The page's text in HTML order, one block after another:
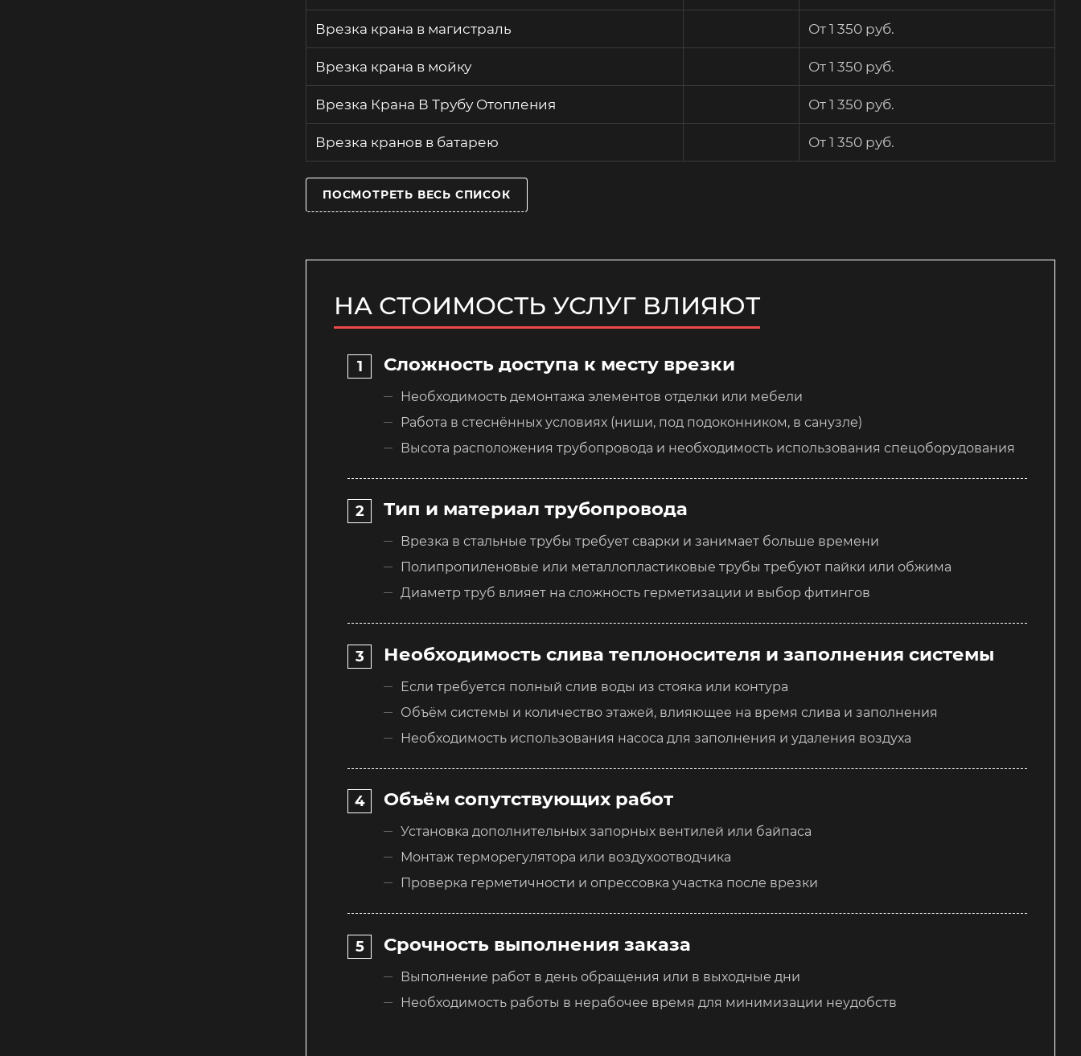
Врезка крана в магистраль От 1 350 руб.
Врезка крана в мойку От 1 350 руб.
Врезка Крана В Трубу Отопления От 1 350 руб.
Врезка кранов в батарею От 1 350 руб.
ПОСМОТРЕТЬ ВЕСЬ СПИСОК
НА СТОИМОСТЬ УСЛУГ ВЛИЯЮТ
Сложность доступа к месту врезки
Необходимость демонтажа элементов отделки или мебели
Работа в стеснённых условиях (ниши, под подоконником, в санузле)
Высота расположения трубопровода и необходимость использования спецоборудования
Тип и материал трубопровода
Врезка в стальные трубы требует сварки и занимает больше времени
Полипропиленовые или металлопластиковые трубы требуют пайки или обжима
Диаметр труб влияет на сложность герметизации и выбор фитингов
Необходимость слива теплоносителя и заполнения системы
Если требуется полный слив воды из стояка или контура
Объём системы и количество этажей, влияющее на время слива и заполнения
Необходимость использования насоса для заполнения и удаления воздуха
Объём сопутствующих работ
Установка дополнительных запорных вентилей или байпаса
Монтаж терморегулятора или воздухоотводчика
Проверка герметичности и опрессовка участка после врезки
Срочность выполнения заказа
Выполнение работ в день обращения или в выходные дни
Необходимость работы в нерабочее время для минимизации неудобств